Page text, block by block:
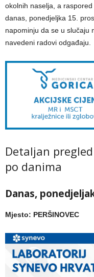
okolnih naselja, a
danas, ponedjeljka 15.
napominju da se u slučaju
navedeni radovi odgađaju.
Detaljan
po danima
Danas,
Mjesto: PERŠINOVEC